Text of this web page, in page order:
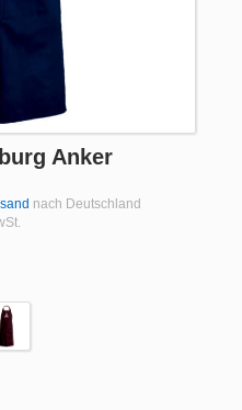
Anker
nach Deutschland